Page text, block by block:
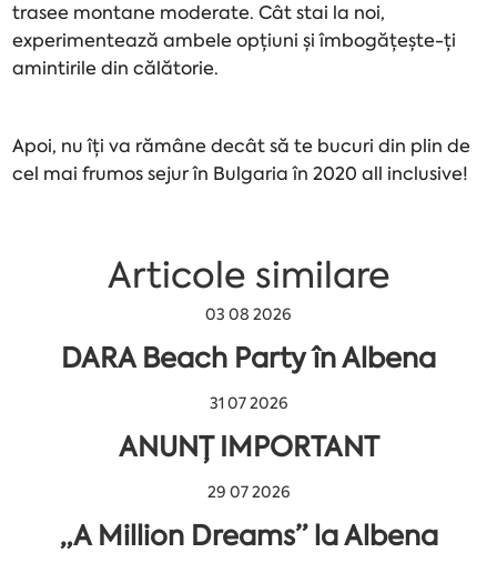
trasee montane moderate. Cât stai la noi,
experimentează ambele opțiuni și îmbogățește-ți
amintirile din călătorie.
Apoi, nu îți va rămâne decât să te bucuri din plin de
cel mai frumos sejur în Bulgaria în 2020 all inclusive!
Articole similare
03 08 2026
DARA Beach Party în Albena
31 07 2026
ANUNȚ IMPORTANT
29 07 2026
„A Million Dreams” la Albena